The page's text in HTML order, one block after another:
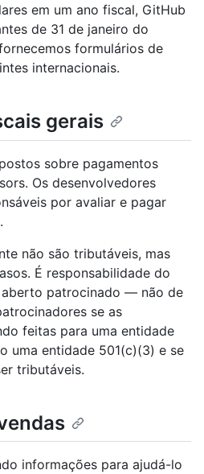
em um ano fiscal, GitHub
de 31 de janeiro do
formulários de
internacionais.
gerais
sobre pagamentos
Os desenvolvedores
por avaliar e pagar
não são tributáveis, mas
É responsabilidade do
patrocinado — não de
se as
feitas para uma entidade
uma entidade 501(c)(3) e se
tributáveis.
informações para ajudá-lo